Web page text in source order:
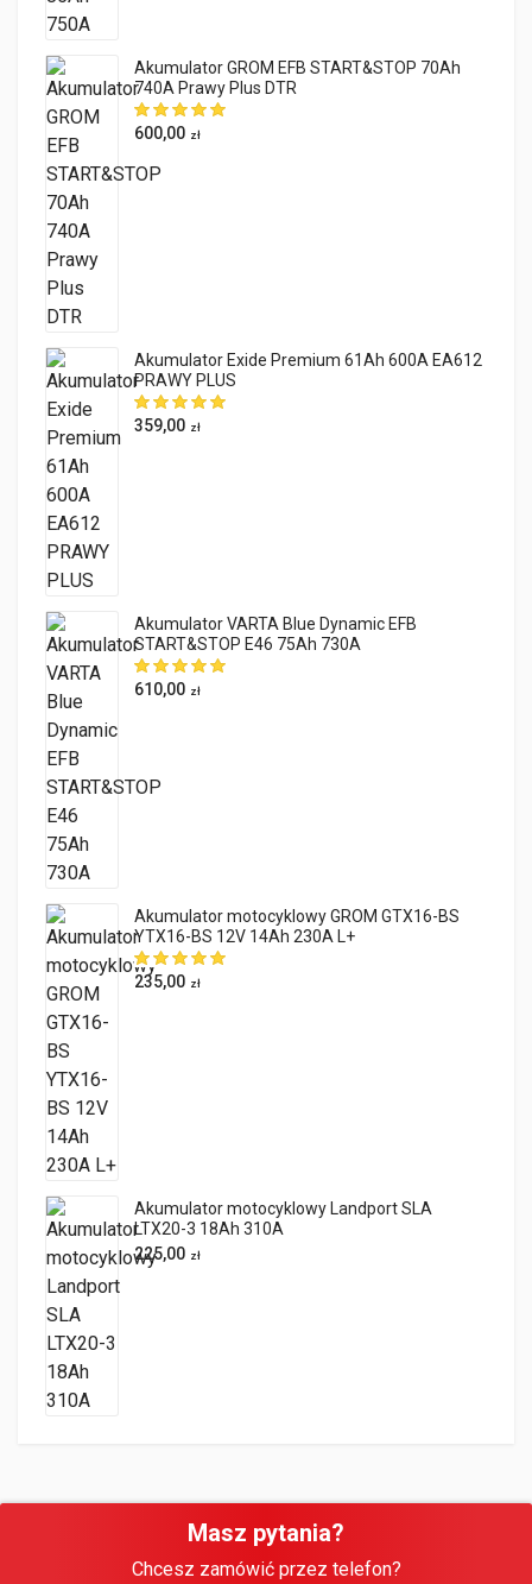
Akumulator GROM EFB START&STOP 70Ah
740A Prawy Plus DTR
600,00 zł
Akumulator Exide Premium 61Ah 600A EA612
PRAWY PLUS
359,00 zł
Akumulator VARTA Blue Dynamic EFB
START&STOP E46 75Ah 730A
610,00 zł
Akumulator motocyklowy GROM GTX16-BS
YTX16-BS 12V 14Ah 230A L+
235,00 zł
Akumulator motocyklowy Landport SLA
LTX20-3 18Ah 310A
225,00 zł
Masz pytania?
Chcesz zamówić przez telefon?